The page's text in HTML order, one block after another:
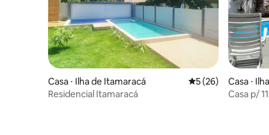
Casa ⋅ Ilha de Itamaracá 5 de uma
5 (26)
Residencial Itamaracá
Casa ⋅
Casa p/